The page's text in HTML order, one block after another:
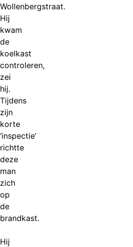
Wollenbergstraat.
Hij
kwam
de
koelkast
controleren,
zei
hij.
Tijdens
zijn
korte
‘inspectie’
richtte
deze
man
zich
op
de
brandkast.
Hij